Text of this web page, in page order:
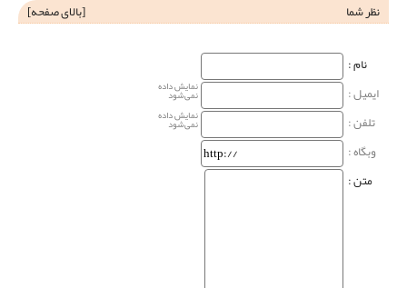
نظر شما [بالای صفحه]
نام‌ :
ایمیل :
نمایش داده
نمی‌شود
تلفن : نمایش داده
نمی‌شود
وبگاه‌ :
متن :